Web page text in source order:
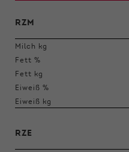
RZM
Milch kg
Fett %
Fett kg
Eiweiß %
Eiweiß kg
RZE